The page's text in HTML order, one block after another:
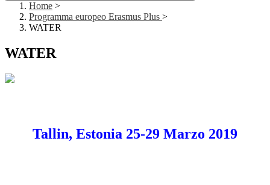
Home >
Programma europeo Erasmus Plus >
WATER
WATER
Tallin, Estonia 25-29 Marzo 2019